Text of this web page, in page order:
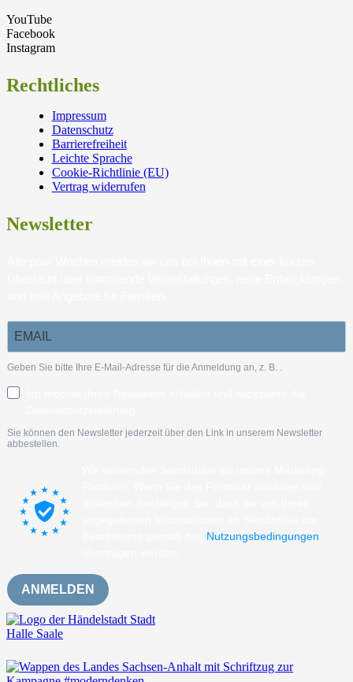
YouTube
Facebook
Instagram
Rechtliches
Impressum
Datenschutz
Barrierefreiheit
Leichte Sprache
Cookie-Richtlinie (EU)
Vertrag widerrufen
Newsletter
Geben Sie bitte Ihre E-Mail-Adresse für die Anmeldung an, z. B. .
Sie können den Newsletter jederzeit über den Link in unserem Newsletter
abbestellen.
Nutzungsbedingungen
ANMELDEN